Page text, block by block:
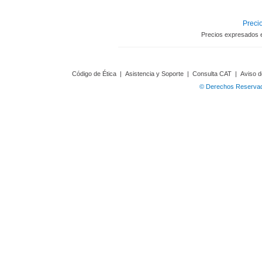
Precios expresados
Código de Ética | Asistencia y Soporte | Consulta CAT | Aviso
© Derechos